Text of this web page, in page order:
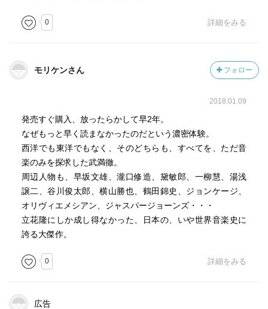
0 詳細をみる
モリケンさん フォロー
2018.01.09
発売すぐ購入、放ったらかして早2年。
なぜもっと早く読まなかったのだという濃密体験。
西洋でも東洋でもなく、そのどちらも、すべてを、ただ音
楽のみを探求した武満徹。
周辺人物も、早坂文雄、瀧口修造、黛敏郎、一柳慧、湯浅
譲二、谷川俊太郎、横山勝也、鶴田錦史、ジョンケージ、
オリヴィエメシアン、ジャスパージョーンズ・・・
立花隆にしか成し得なかった、日本の、いや世界音楽史に
誇る大傑作。
0 詳細をみる
広告